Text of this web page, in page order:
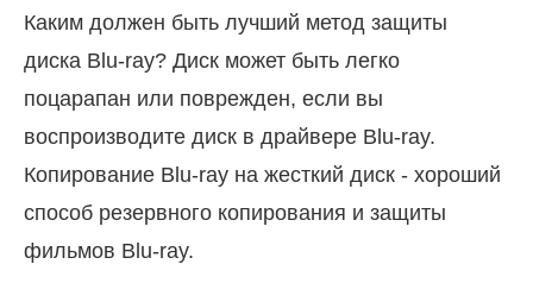
Каким должен быть лучший метод защиты
диска Blu-ray? Диск может быть легко
поцарапан или поврежден, если вы
воспроизводите диск в драйвере Blu-ray.
Копирование Blu-ray на жесткий диск - хороший
способ резервного копирования и защиты
фильмов Blu-ray.